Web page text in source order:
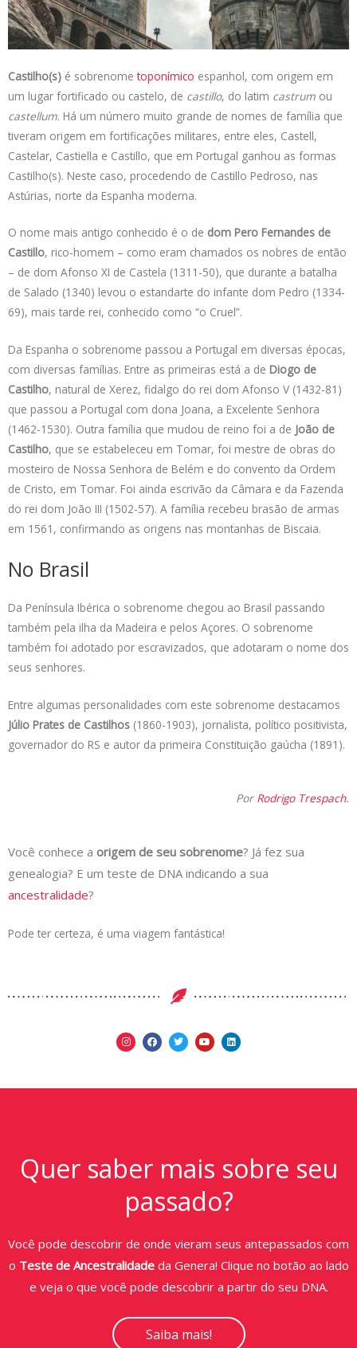
s
A
p
e
d
I
n
b
o
o
t
e
r
L
i
n
Castilho(s) é sobrenometoponímico espanhol, com origem em
um lugar fortificado ou castelo, de castillo, do latim castrum ou
castellum. Há um número muito grande de nomes de família que
tiveram origem em fortificações militares, entre eles, Castell,
Castelar, Castiella e Castillo, que em Portugal ganhou as formas
Castilho(s). Neste caso, procedendo de Castillo Pedroso, nas
Astúrias, norte da Espanha moderna.
O nome mais antigo conhecido é o de dom Pero Fernandes de
Castillo, rico-homem – como eram chamados os nobres de então
– de dom Afonso XI de Castela (1311-50), que durante a batalha
de Salado (1340) levou o estandarte do infante dom Pedro (1334-
69), mais tarde rei, conhecido como “o Cruel”.
Da Espanha o sobrenome passou a Portugal em diversas épocas,
com diversas famílias. Entre as primeiras está a de Diogo de
Castilho, natural de Xerez, fidalgo do rei dom Afonso V (1432-81)
que passou a Portugal com dona Joana, a Excelente Senhora
(1462-1530). Outra família que mudou de reino foi a de João de
Castilho, que se estabeleceu em Tomar, foi mestre de obras do
mosteiro de Nossa Senhora de Belém e do convento da Ordem
de Cristo, em Tomar. Foi ainda escrivão da Câmara e da Fazenda
do rei dom João III (1502-57). A família recebeu brasão de armas
em 1561, confirmando as origens nas montanhas de Biscaia.
No Brasil
Da Península Ibérica o sobrenome chegou ao Brasil passando
também pela ilha da Madeira e pelos Açores. O sobrenome
também foi adotado por escravizados, que adotaram o nome dos
seus senhores.
Entre algumas personalidades com este sobrenome destacamos
Júlio Prates de Castilhos (1860-1903), jornalista, político positivista,
governador do RS e autor da primeira Constituição gaúcha (1891).
Por Rodrigo Trespach.
Você conhece a origem de seu sobrenome? Já fez sua
genealogia? E um teste de DNA indicando a sua
ancestralidade?
Pode ter certeza, é uma viagem fantástica!
Quer saber mais sobre seu
passado?
Você pode descobrir de onde vieram seus antepassados com
o Teste de Ancestralidadeda Genera! Clique no botão ao lado
e veja o que você pode descobrir a partir do seu DNA.
Saiba mais!